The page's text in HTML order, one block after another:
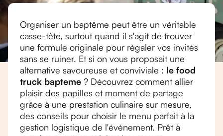
Organiser un baptême peut être un véritable
casse-tête, surtout quand il s'agit de trouver
une formule originale pour régaler vos invités
sans se ruiner. Et si on vous proposait une
alternative savoureuse et conviviale : le food
truck bapteme ? Découvrez comment allier
plaisir des papilles et moment de partage
grâce à une prestation culinaire sur mesure,
des conseils pour choisir le menu parfait à la
gestion logistique de l'événement. Prêt à